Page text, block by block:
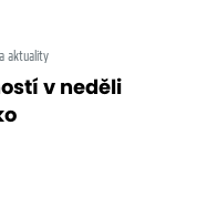
aktuality
v neděli